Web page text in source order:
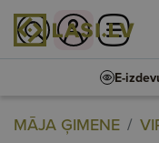
E-
MĀJA ĢIMENE